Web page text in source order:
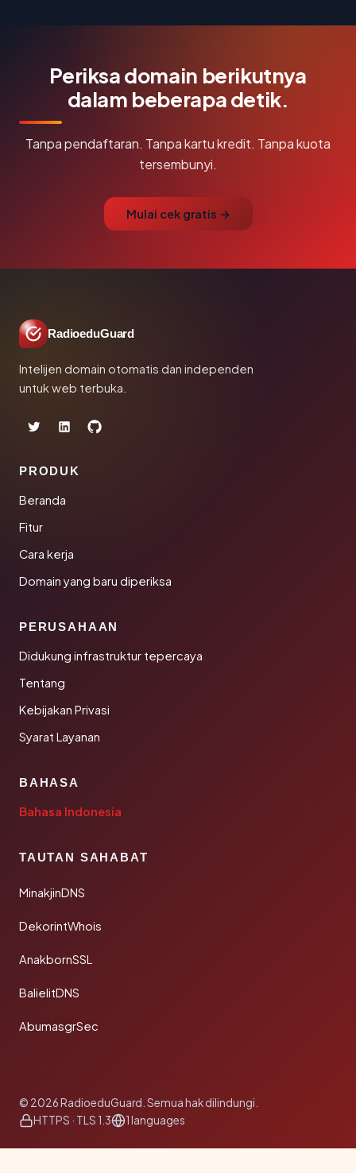
Periksa domain berikutnya
dalam beberapa detik.
Tanpa pendaftaran. Tanpa kartu kredit. Tanpa kuota
tersembunyi.
Mulai cek gratis →
RadioeduGuard
Intelijen domain otomatis dan independen
untuk web terbuka.
PRODUK
Beranda
Fitur
Cara kerja
Domain yang baru diperiksa
PERUSAHAAN
Didukung infrastruktur tepercaya
Tentang
Kebijakan Privasi
Syarat Layanan
BAHASA
Bahasa Indonesia
TAUTAN SAHABAT
MinakjinDNS
DekorintWhois
AnakbornSSL
BalielitDNS
AbumasgrSec
© 2026 RadioeduGuard. Semua hak dilindungi.
HTTPS · TLS 1.3
1 languages